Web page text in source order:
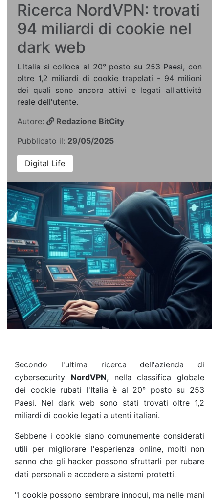
Ricerca NordVPN: trovati
94 miliardi di cookie nel
dark web
L'Italia si colloca al 20° posto su 253 Paesi, con
oltre 1,2 miliardi di cookie trapelati - 94 milioni
dei quali sono ancora attivi e legati all'attività
reale dell'utente.
Autore:
Redazione BitCity
Pubblicato il: 29/05/2025
Digital Life
Secondo l'ultima ricerca dell'azienda di
cybersecurity NordVPN, nella classifica globale
dei cookie rubati l'Italia è al 20° posto su 253
Paesi. Nel dark web sono stati trovati oltre 1,2
miliardi di cookie legati a utenti italiani.
Sebbene i cookie siano comunemente considerati
utili per migliorare l'esperienza online, molti non
sanno che gli hacker possono sfruttarli per rubare
dati personali e accedere a sistemi protetti.
"I cookie possono sembrare innocui, ma nelle mani